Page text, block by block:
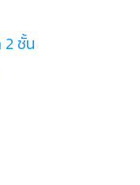
2 ชั้น